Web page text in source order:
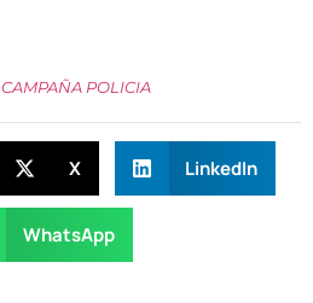
CAMPAÑA POLICIA
X LinkedIn
WhatsApp